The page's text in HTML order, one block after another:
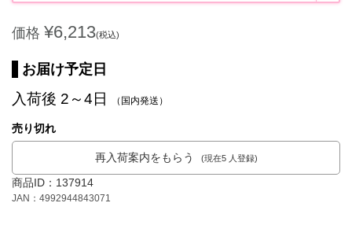
価格 ¥6,213(税込)
お届け予定日
入荷後 2～4日 （国内発送）
売り切れ
再入荷案内をもらう (現在5 人登録)
商品ID：137914
JAN：4992944843071